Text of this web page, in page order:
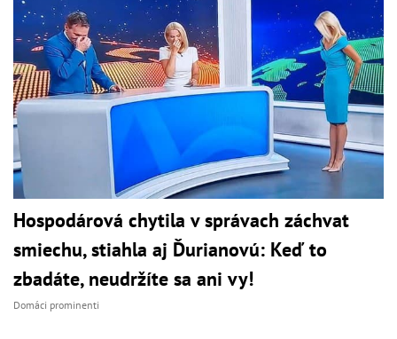
Hospodárová chytila v správach záchvat
smiechu, stiahla aj Ďurianovú: Keď to
zbadáte, neudržíte sa ani vy!
Domáci prominenti